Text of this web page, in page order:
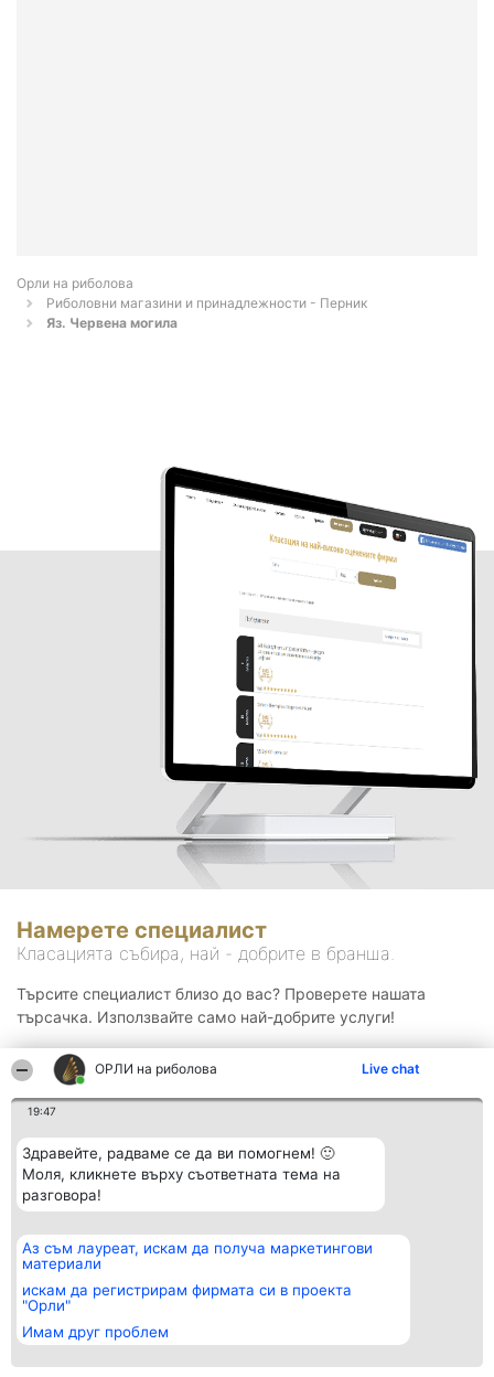
ОРЛИ на риболова Live chat
19:47
Здравейте, радваме се да ви помогнем! 🙂
Моля, кликнете върху съответната тема на
разговора!
Аз съм лауреат, искам да получа маркетингови
материали
искам да регистрирам фирмата си в проекта
"Орли"
Имам друг проблем
Орли на риболова
Риболовни магазини и принадлежности - Перник
Яз. Червена могила
Намерете специалист
Класацията събира, най - добрите в бранша.
Търсите специалист близо до вас? Проверете нашата
търсачка. Използвайте само най-добрите услуги!
Организатор на
класиране
BulevardulAleea Timișul De
Sus Nr. 2, Bl. A30, Sc. A, Et.
4, Ap. 13
București 53-238
Класация
всички
Статут/Устав
Контакти